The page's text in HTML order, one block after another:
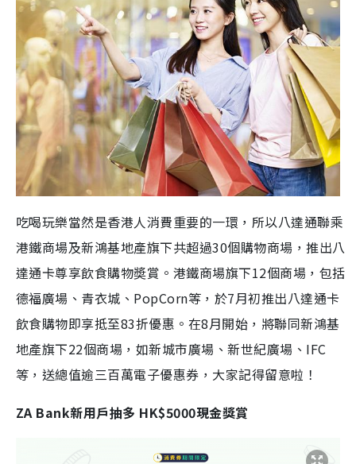
吃喝玩樂當然是香港人消費重要的一環，所以八達通聯乘
港鐵商場及新鴻基地產旗下共超過30個購物商場，推出八
達通卡尊享飲食購物奬賞。港鐵商場旗下12個商場，包括
德福廣場、青衣城、 PopCorn等，於7月初推出八達通卡
飲食購物即享抵至83折優惠。在8月開始，將聯同新鴻基
地產旗下22個商場，如新城市廣場、新世紀廣場、 IFC
等，送總值逾三百萬電子優惠券，大家記得留意啦！
ZA Bank新用戶抽多 HK$5000現金獎賞